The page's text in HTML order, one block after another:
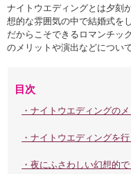
ナイトウエディングとは夕刻
想的な雰囲気の中で結婚式を
だからこそできるロマンチッ
のメリットや演出などについ
目次
・ナイトウエディングの
・ナイトウエディングを
・夜にふさわしい幻想的